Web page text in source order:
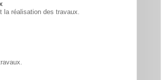
la réalisation des travaux.